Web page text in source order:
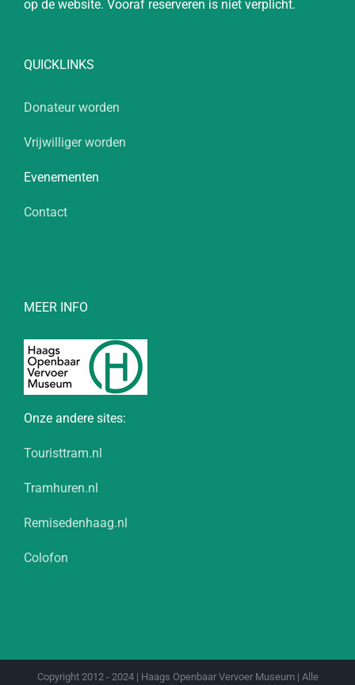
op de website. Vooraf reserveren is niet verplicht.
QUICKLINKS
Donateur worden
Vrijwilliger worden
Evenementen
Contact
MEER INFO
Onze andere sites:
Touristtram.nl
Tramhuren.nl
Remisedenhaag.nl
Colofon
Copyright 2012 - 2024 | Haags Openbaar Vervoer Museum | Alle